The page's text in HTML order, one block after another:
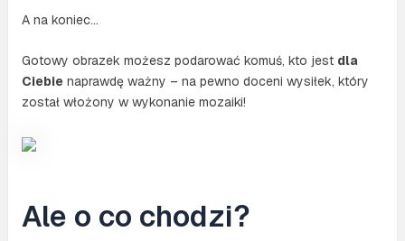
A na koniec…
Gotowy obrazek możesz podarować komuś, kto jest dla
Ciebie naprawdę ważny – na pewno doceni wysiłek, który
został włożony w wykonanie mozaiki!
Ale o co chodzi?